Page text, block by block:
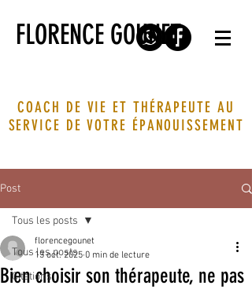
FLORENCE GOUNET
COACH DE VIE ET THÉRAPEUTE AU
SERVICE DE VOTRE ÉPANOUISSEMENT
Post
Tous les posts
Citations
Tous les posts
Bien choisir son thérapeute, ne pas
florencegounet
13 oct. 2025 0 min de lecture